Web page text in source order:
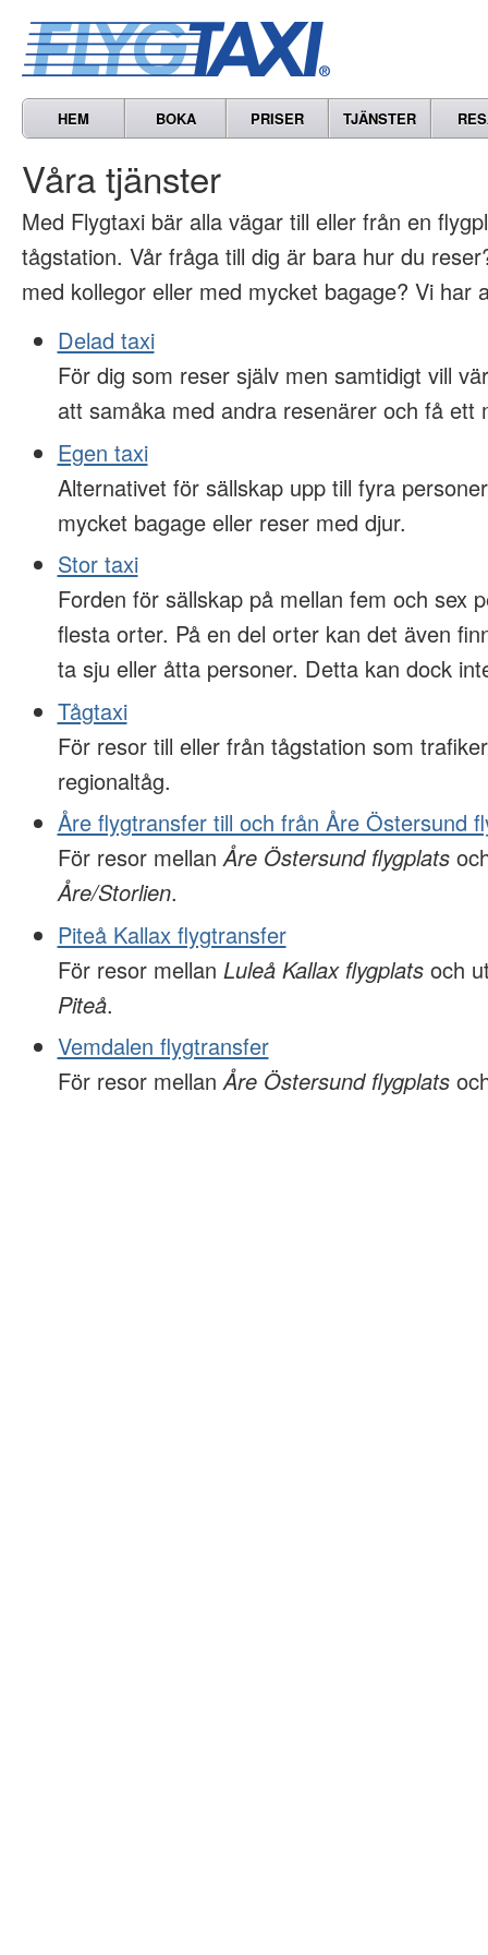
HEM BOKA PRISER TJÄNSTER
Våra tjänster
Med Flygtaxi bär alla vägar till eller från en
tågstation. Vår fråga till dig är bara hur du
med kollegor eller med mycket bagage? Vi har
Delad taxi
För dig som reser själv men samtidigt vill
att samåka med andra resenärer och få ett
Egen taxi
Alternativet för sällskap upp till fyra
mycket bagage eller reser med djur.
Stor taxi
Forden för sällskap på mellan fem och sex
flesta orter. På en del orter kan det även
ta sju eller åtta personer. Detta kan dock
Tågtaxi
För resor till eller från tågstation som
regionaltåg.
Åre flygtransfer till och från Åre Östersund
För resor mellanÅre Östersund flygplats
Åre/Storlien.
Piteå Kallax flygtransfer
För resor mellan Luleå Kallax flygplatsoch
Piteå.
Vemdalen flygtransfer
För resor mellanÅre Östersund flygplats